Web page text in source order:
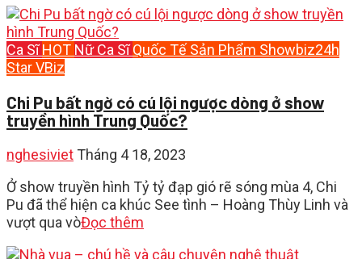
Ca Sĩ HOT Nữ Ca Sĩ Quốc Tế Sản Phẩm Showbiz24h
StarVBiz
Chi Pu bất ngờ có cú lội ngược dòng ở show
truyền hình Trung Quốc?
nghesiviet Tháng 4 18, 2023
Ở show truyền hình Tỷ tỷ đạp gió rẽ sóng mùa 4, Chi
Pu đã thể hiện ca khúc See tình – Hoàng Thùy Linh và
vượt qua vòĐọc thêm